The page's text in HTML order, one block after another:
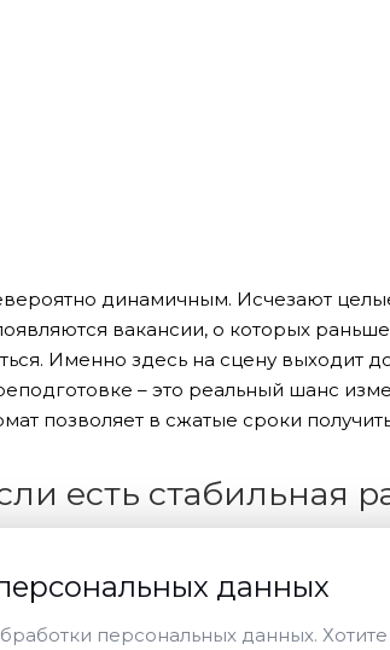
динамичным. Исчезают
вакансии, о которых
Именно здесь на сцену выходит
– это реальный шанс
позволяет в сжатые сроки
есть стабильная
должность – значит
на реальные навыки, а не на
диплом поможет сдвинуться с
данных
персональных данных. Хотите